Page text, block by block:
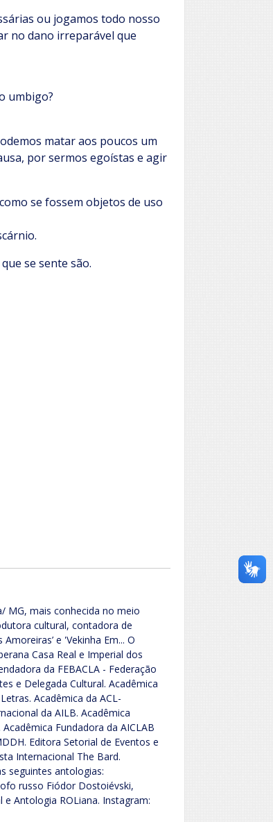
ou jogamos todo nosso
no dano irreparável que
umbigo?
matar aos poucos um
por sermos egoístas e agir
se fossem objetos de uso
se sente são.
MG, mais conhecida no meio
cultural, contadora de
e 'Vekinha Em... O
Casa Real e Imperial dos
da FEBACLA - Federação
e Delegada Cultural. Acadêmica
Acadêmica da ACL-
da AILB. Acadêmica
Fundadora da AICLAB
Editora Setorial de Eventos e
Internacional The Bard.
seguintes antologias:
russo Fiódor Dostoiévski,
Antologia ROLiana. Instagram: